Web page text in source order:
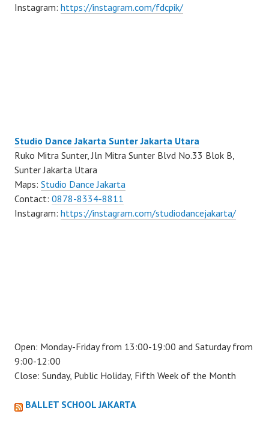
Instagram: https://instagram.com/fdcpik/
Studio Dance Jakarta Sunter Jakarta Utara
Ruko Mitra Sunter, Jln Mitra Sunter Blvd No.33 Blok B,
Sunter Jakarta Utara
Maps: Studio Dance Jakarta
Contact: 0878-8334-8811
Instagram: https://instagram.com/studiodancejakarta/
Open: Monday-Friday from 13:00-19:00 and Saturday from
9:00-12:00
Close: Sunday, Public Holiday, Fifth Week of the Month
BALLET SCHOOL JAKARTA